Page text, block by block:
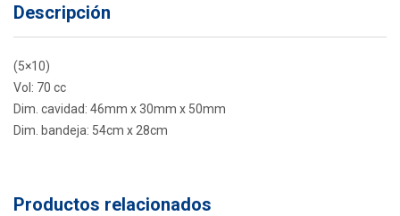
Descripción
(5×10)
Vol: 70 cc
Dim. cavidad: 46mm x 30mm x 50mm
Dim. bandeja: 54cm x 28cm
Productos relacionados